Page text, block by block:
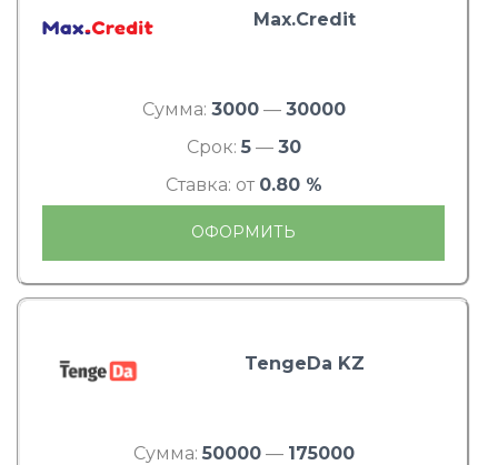
Max.Credit
Сумма: 3000— 30000
Срок: 5— 30
Ставка: от 0.80 %
ОФОРМИТЬ
TengeDa KZ
Сумма: 50000— 175000